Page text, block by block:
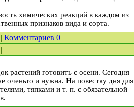
химических реакций в каждом из
признаков вида и сорта.
Комментариев 0 |
|
растений готовить с осени. Сегодня
очень­то и нужна. На повестку дня для
тяпками и т. п. с обязательной